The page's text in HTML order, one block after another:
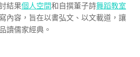
結果個人空間和自撰董子詩舞蹈教室
內容，旨在以書弘文、以文載道，讓
讀儒家經典。